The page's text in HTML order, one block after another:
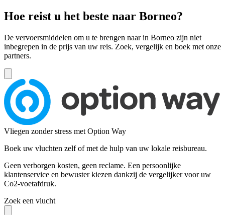
Hoe reist u het beste naar Borneo?
De vervoersmiddelen om u te brengen naar in Borneo zijn niet
inbegrepen in de prijs van uw reis. Zoek, vergelijk en boek met onze
partners.
Vliegen zonder stress met Option Way
Boek uw vluchten zelf of met de hulp van uw lokale reisbureau.
Geen verborgen kosten, geen reclame. Een persoonlijke
klantenservice en bewuster kiezen dankzij de vergelijker voor uw
Co2-voetafdruk.
Zoek een vlucht